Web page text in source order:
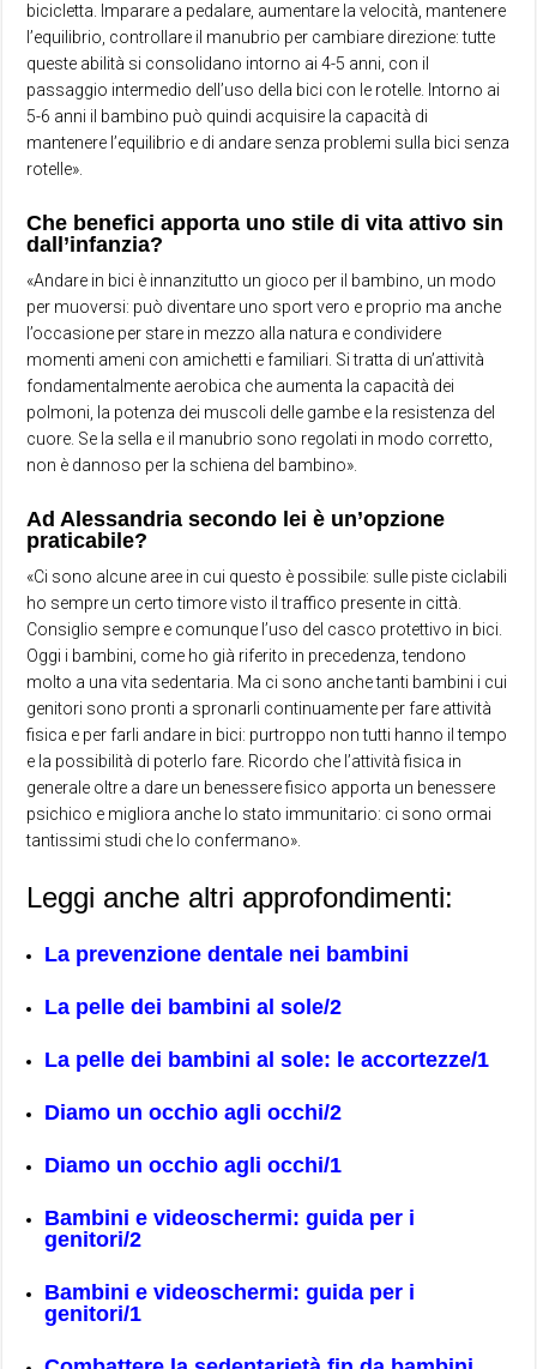
bicicletta. Imparare a pedalare, aumentare la velocità, mantenere
l’equilibrio, controllare il manubrio per cambiare direzione: tutte
queste abilità si consolidano intorno ai 4-5 anni, con il
passaggio intermedio dell’uso della bici con le rotelle. Intorno ai
5-6 anni il bambino può quindi acquisire la capacità di
mantenere l’equilibrio e di andare senza problemi sulla bici senza
rotelle».
Che benefici apporta uno stile di vita attivo sin
dall’infanzia?
«Andare in bici è innanzitutto un gioco per il bambino, un modo
per muoversi: può diventare uno sport vero e proprio ma anche
l’occasione per stare in mezzo alla natura e condividere
momenti ameni con amichetti e familiari. Si tratta di un’attività
fondamentalmente aerobica che aumenta la capacità dei
polmoni, la potenza dei muscoli delle gambe e la resistenza del
cuore. Se la sella e il manubrio sono regolati in modo corretto,
non è dannoso per la schiena del bambino».
Ad Alessandria secondo lei è un’opzione
praticabile?
«Ci sono alcune aree in cui questo è possibile: sulle piste ciclabili
ho sempre un certo timore visto il traffico presente in città.
Consiglio sempre e comunque l’uso del casco protettivo in bici.
Oggi i bambini, come ho già riferito in precedenza, tendono
molto a una vita sedentaria. Ma ci sono anche tanti bambini i cui
genitori sono pronti a spronarli continuamente per fare attività
fisica e per farli andare in bici: purtroppo non tutti hanno il tempo
e la possibilità di poterlo fare. Ricordo che l’attività fisica in
generale oltre a dare un benessere fisico apporta un benessere
psichico e migliora anche lo stato immunitario: ci sono ormai
tantissimi studi che lo confermano».
Leggi anche altri approfondimenti:
La prevenzione dentale nei bambini
La pelle dei bambini al sole/2
La pelle dei bambini al sole: le accortezze/1
Diamo un occhio agli occhi/2
Diamo un occhio agli occhi/1
Bambini e videoschermi: guida per i
genitori/2
Bambini e videoschermi: guida per i
genitori/1